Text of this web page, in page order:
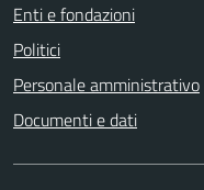
Enti e fondazioni
Politici
Personale amministrativo
Documenti e dati